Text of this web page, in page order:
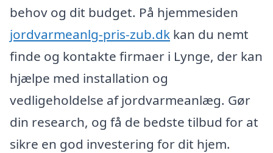
behov og dit budget. På hjemmesiden
jordvarmeanlg-pris-zub.dk kan du nemt
finde og kontakte firmaer i Lynge, der kan
hjælpe med installation og
vedligeholdelse af jordvarmeanlæg. Gør
din research, og få de bedste tilbud for at
sikre en god investering for dit hjem.